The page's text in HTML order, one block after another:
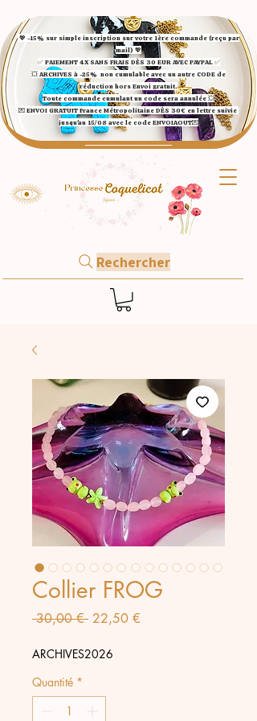
💖 -15% sur simple inscription sur votre 1ère commande (reçu par
mail) 💖
✅ ​PAIEMENT 4X SANS FRAIS DÈS 30 EUR AVEC PAYPAL​ ✅​​​​​​​
💥 ARCHIVES à -25% non cumulable avec un autre CODE de
réduction hors Envoi gratuit.
Toute commande cumulant un code sera annulée 💥
💌 ENVOI GRATUIT France Métropolitaine DÈS 30€ en lettre suivie
jusqu'au 15/08 avec le code ENVOIAOUT💌​
Rechercher
Collier FROG
30,00 € Prix
22,50 €
ARCHIVES2026
Quantité *